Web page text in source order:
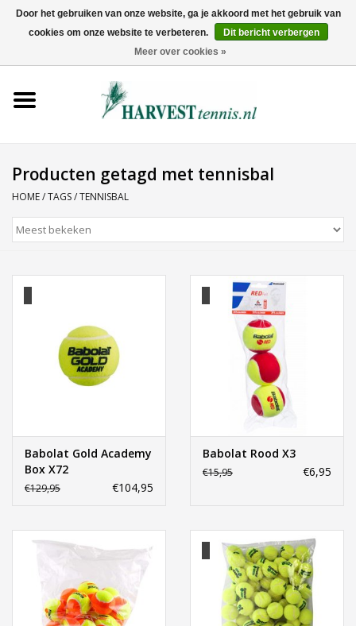
0 Artikelen - €0,00
Tenniskleding
Sponsoring
Padel
Blog
Producten getagd met tennisbal
HOME/TAGS/TENNISBAL
Babolat Gold Academy
Box X72
€129,95 €104,95
Babolat Rood X3
€15,95 €6,95
Door het gebruiken van onze website, ga je akkoord met het gebruik van
cookies om onze website te verbeteren.
Dit bericht verbergen
Meer over cookies »